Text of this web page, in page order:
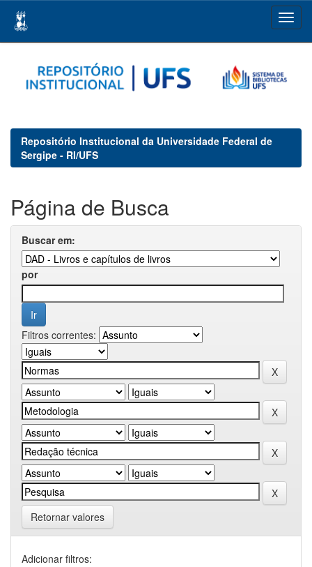
navigation
Repositório Institucional da Universidade Federal de
Sergipe - RI/UFS
Página de Busca
Buscar em:
por
Filtros correntes:
Retornar valores
Adicionar filtros: